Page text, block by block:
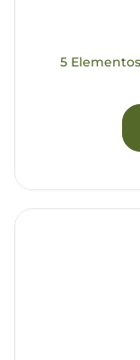
5